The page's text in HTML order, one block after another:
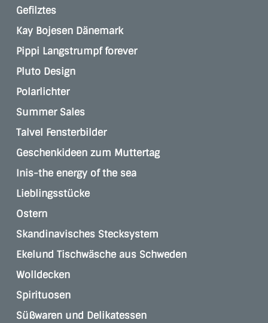
Gefilztes
Kay Bojesen Dänemark
Pippi Langstrumpf forever
Pluto Design
Polarlichter
Summer Sales
Talvel Fensterbilder
Geschenkideen zum Muttertag
Inis-the energy of the sea
Lieblingsstücke
Ostern
Skandinavisches Stecksystem
Ekelund Tischwäsche aus Schweden
Wolldecken
Spirituosen
Süßwaren und Delikatessen